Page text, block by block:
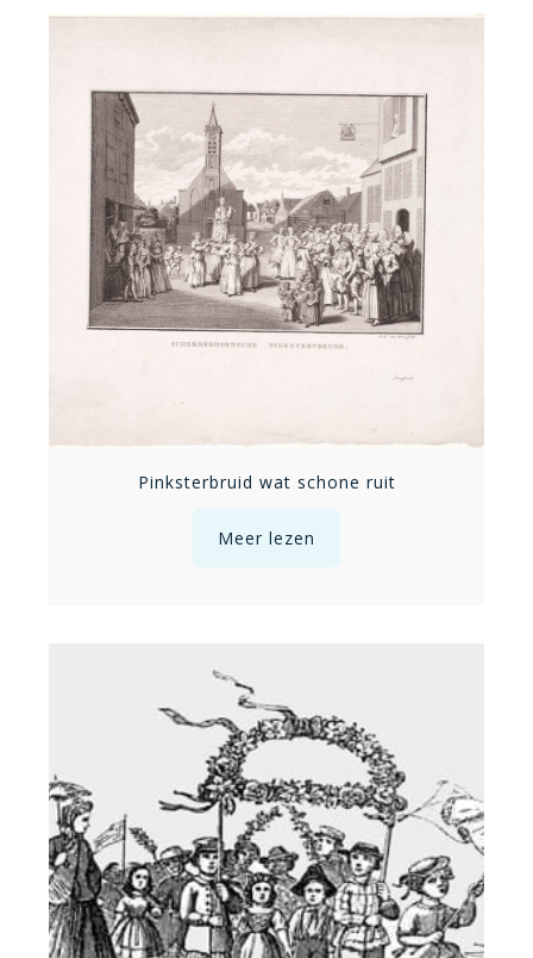
Pinksterbruid wat schone ruit
Meer lezen